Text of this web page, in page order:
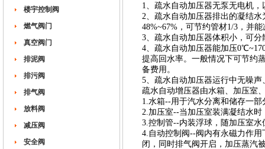
楼宇控制阀
燃气阀门
真空阀门
排泥阀
排污阀
排气阀
放料阀
减压阀
安全阀
1、疏水自动加压器无泵无电机
2、疏水自动加压器排出的凝结
48%~67%，可节约管材1/3，并
3、疏水自动加压器体积小，可
4、疏水自动加压器能加压
提高回水率。一般情况下可节约
备费用。
5、疏水自动加压器运行中无噪
疏水自动增压器由水箱、加压室
1.水箱--用于汽水分离和储存一
2.加压室--当加压室装满凝结水
3.控制管--内装浮球，随加压室
4.自动控制阀--阀内有永磁力作
闭，同时排气阀开启，加压蒸汽